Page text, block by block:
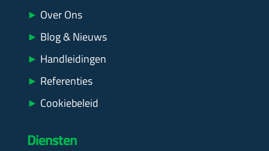
Diensten
► Over Ons
► Blog & Nieuws
► Handleidingen
► Referenties
► Cookiebeleid